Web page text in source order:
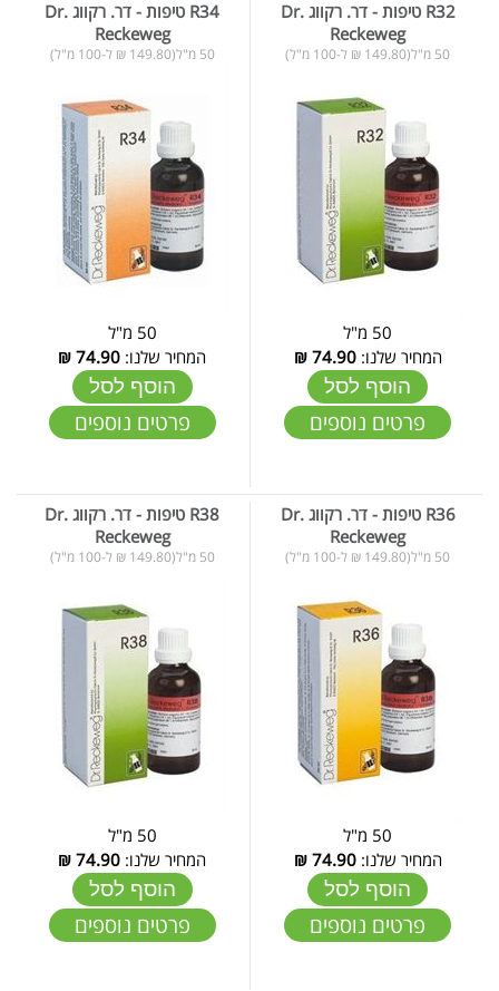
R32 טיפות - דר. רקווג Dr.
Reckeweg
50 מ"ל(149.80 ₪ ל-100 מ"ל)
50 מ"ל
המחיר שלנו:74.90
₪
הוסף לסל
פרטים נוספים
R34 טיפות - דר. רקווג Dr.
Reckeweg
50 מ"ל(149.80 ₪ ל-100 מ"ל)
50 מ"ל
המחיר שלנו: 74.90
₪
הוסף לסל
פרטים נוספים
R36 טיפות - דר. רקווג Dr.
Reckeweg
50 מ"ל(149.80 ₪ ל-100 מ"ל)
50 מ"ל
המחיר שלנו:74.90
₪
הוסף לסל
פרטים נוספים
R38 טיפות - דר. רקווג Dr.
Reckeweg
50 מ"ל(149.80 ₪ ל-100 מ"ל)
50 מ"ל
המחיר שלנו: 74.90
₪
הוסף לסל
פרטים נוספים